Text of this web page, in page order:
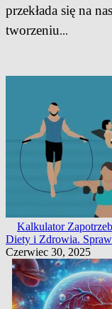
przekłada się na
tworzeniu...
Kalkulator
Diety i Zdrowia.
Czerwiec 30, 2025